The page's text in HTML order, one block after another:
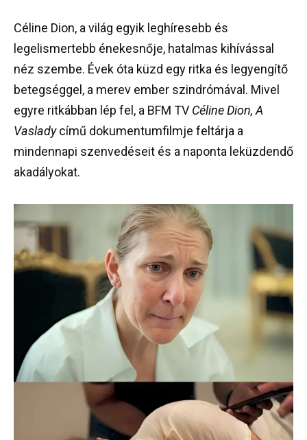
Céline Dion, a világ egyik leghíresebb és
legelismertebb énekesnője, hatalmas kihívással
néz szembe. Évek óta küzd egy ritka és legyengítő
betegséggel, a merev ember szindrómával. Mivel
egyre ritkábban lép fel, a BFM TV Céline Dion, A
Vasladycímű dokumentumfilmje feltárja a
mindennapi szenvedéseit és a naponta leküzdendő
akadályokat.